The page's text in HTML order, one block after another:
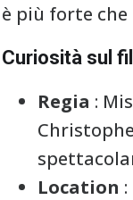
è più forte che
Curiosità sul
Regia :
Location